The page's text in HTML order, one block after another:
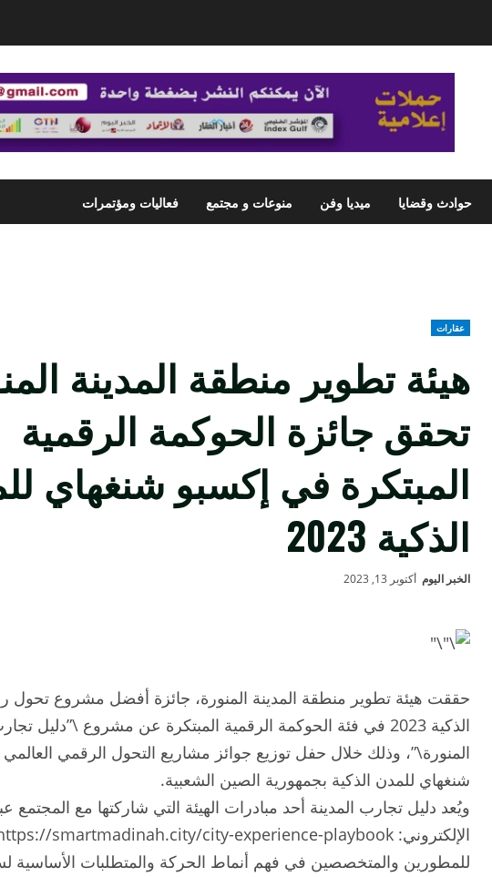
حوادث وقضايا ميديا وفن منوعات و مجتمع فعاليات ومؤتمرات
عقارات
هيئة تطوير منطقة المدينة
تحقق جائزة الحوكمة الرقمية
المبتكرة في إكسبو شنغهاي
الذكية 2023
الخبر اليوم أكتوبر 13, 2023
حققت هيئة تطوير منطقة المدينة المنورة، جائزة أفضل مشروع تحول
الذكية 2023 في فئة الحوكمة الرقمية المبتكرة عن مشروع \”دليل
المنورة\”، وذلك خلال حفل توزيع جوائز مشاريع التحول الرقمي
شنغهاي للمدن الذكية بجمهورية الصين الشعبية.
ويُعد دليل تجارب المدينة أحد مبادرات الهيئة التي شاركتها مع المجتمع
للمطورين والمتخصصين في فهم أنماط الحركة والمتطلبات الأساسية